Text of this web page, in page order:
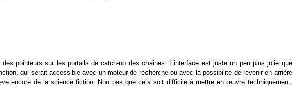
pointeurs sur les portails de catch-up des chaines. L’interface est juste un peu plus jolie que
qui serait accessible avec un moteur de recherche ou avec la possibilité de revenir en arrière
encore de la science fiction. Non pas que cela soit difficile à mettre en œuvre techniquement,